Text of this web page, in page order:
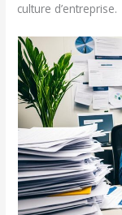
culture d’entreprise.